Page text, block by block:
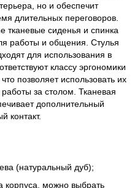
но и обеспечит
длительных переговоров.
тканевые сиденья и спинка
работы и общения. Стулья
для использования в
классу эргономики
позволяет использовать их
за столом. Тканевая
дополнительный
контакт.
(натуральный дуб);
корпуса, можно выбрать